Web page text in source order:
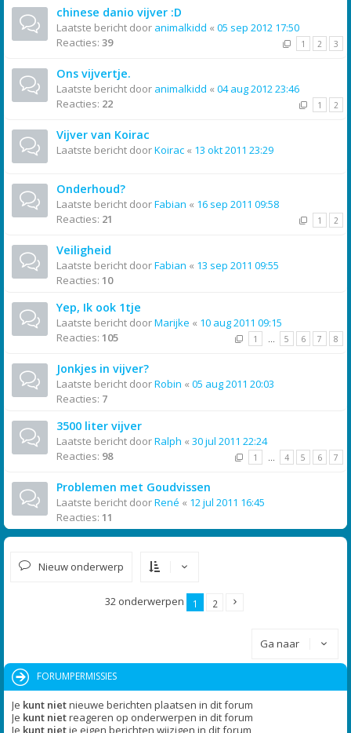
chinese danio vijver :D
Laatste bericht door animalkidd « 05 sep 2012 17:50
Reacties: 39 1 2 3
Ons vijvertje.
Laatste bericht door animalkidd « 04 aug 2012 23:46
Reacties: 22 1 2
Vijver van Koirac
Laatste bericht doorKoirac « 13 okt 2011 23:29
Onderhoud?
Laatste bericht doorFabian « 16 sep 2011 09:58
Reacties: 21 1 2
Veiligheid
Laatste bericht doorFabian « 13 sep 2011 09:55
Reacties: 10
Yep, Ik ook 1tje
Laatste bericht doorMarijke « 10 aug 2011 09:15
Reacties: 105 1 … 5 6 7 8
Jonkjes in vijver?
Laatste bericht doorRobin « 05 aug 2011 20:03
Reacties: 7
3500 liter vijver
Laatste bericht doorRalph « 30 jul 2011 22:24
Reacties: 98 1 … 4 5 6 7
Problemen met Goudvissen
Laatste bericht doorRené « 12 jul 2011 16:45
Reacties: 11
Nieuw onderwerp
32 onderwerpen 1 2
Ga naar
FORUMPERMISSIES
Je kunt nietnieuwe berichten plaatsen in dit forum
Je kunt nietreageren op onderwerpen in dit forum
Je kunt nietje eigen berichten wijzigen in dit forum